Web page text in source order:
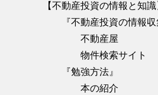
【不動産投資の情報と知識
『不動産投資の情報収
不動産屋
物件検索サイト
『勉強方法』
本の紹介